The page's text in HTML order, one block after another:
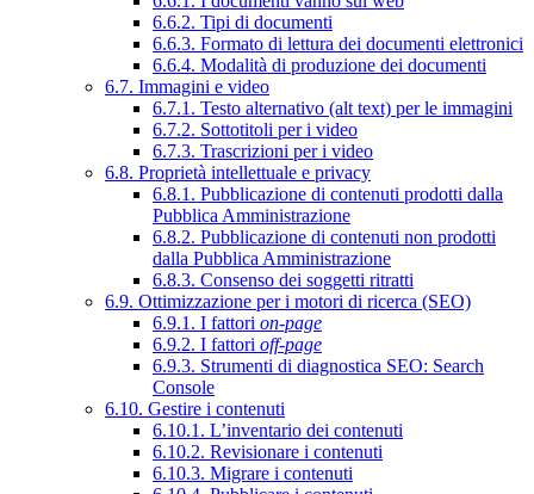
6.6.2. Tipi di documenti
6.6.3. Formato di lettura dei documenti elettronici
6.6.4. Modalità di produzione dei documenti
6.7. Immagini e video
6.7.1. Testo alternativo (alt text) per le immagini
6.7.2. Sottotitoli per i video
6.7.3. Trascrizioni per i video
6.8. Proprietà intellettuale e privacy
6.8.1. Pubblicazione di contenuti prodotti dalla
Pubblica Amministrazione
6.8.2. Pubblicazione di contenuti non prodotti
dalla Pubblica Amministrazione
6.8.3. Consenso dei soggetti ritratti
6.9. Ottimizzazione per i motori di ricerca (SEO)
6.9.1. I fattori on-page
6.9.2. I fattori off-page
6.9.3. Strumenti di diagnostica SEO: Search
Console
6.10. Gestire i contenuti
6.10.1. L’inventario dei contenuti
6.10.2. Revisionare i contenuti
6.10.3. Migrare i contenuti